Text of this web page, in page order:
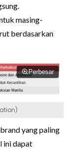
masing-
berdasarkan
Perbesar
yang paling
ini dapat